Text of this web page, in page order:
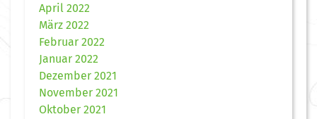
April 2022
März 2022
Februar 2022
Januar 2022
Dezember 2021
November 2021
Oktober 2021